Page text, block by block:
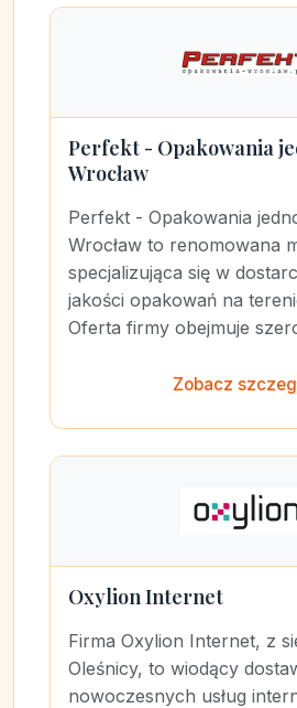
Perfekt - Opakowania
Wrocław
Perfekt - Opakowania
Wrocław to renomowana
specjalizująca się w
jakości opakowań na
Oferta firmy obejmuje
Zobacz
Oxylion Internet
Firma Oxylion Internet, z
Oleśnicy, to wiodący
nowoczesnych usług